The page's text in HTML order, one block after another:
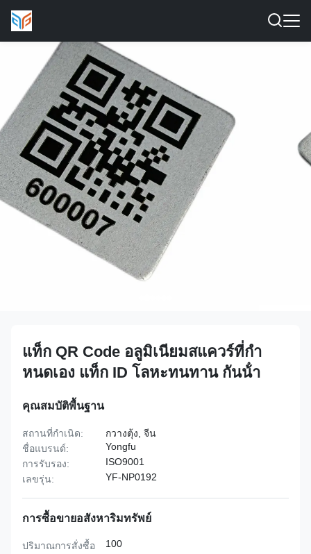
แท็ก QR Code อลูมิเนียมสแควร์ที่กํา
หนดเอง แท็ก ID โลหะทนทาน กันน้ํา
คุณสมบัติพื้นฐาน
สถานที่กำเนิด:
กวางตุ้ง, จีน
ชื่อแบรนด์:
Yongfu
การรับรอง:
ISO9001
เลขรุ่น:
YF-NP0192
การซื้อขายอสังหาริมทรัพย์
ปริมาณการสั่งซื้อ
100